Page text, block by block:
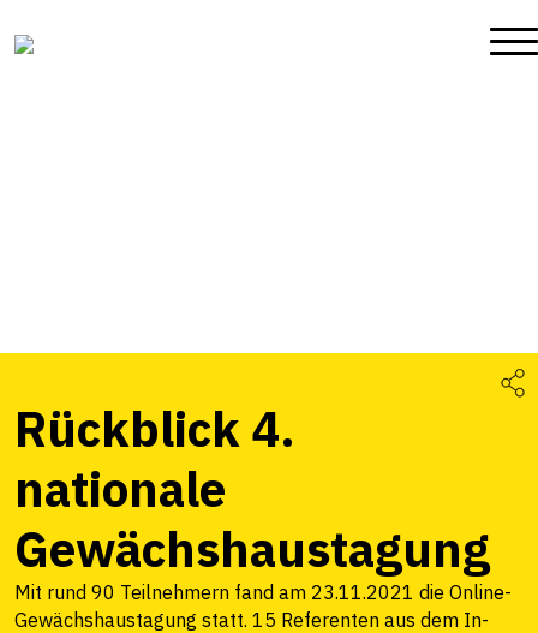
Rückblick 4.
nationale
Gewächshaustagung
Mit rund 90 Teilnehmern fand am 23.11.2021 die Online-
Gewächshaustagung statt. 15 Referenten aus dem In-